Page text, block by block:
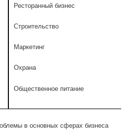
Ресторанный бизнес
Строительство
Маркетинг
Охрана
Общественное питание
в основных сферах бизнеса